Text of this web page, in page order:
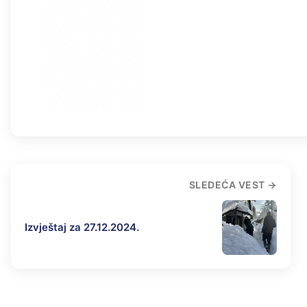
SLEDEĆA VEST
Izvještaj za 27.12.2024.